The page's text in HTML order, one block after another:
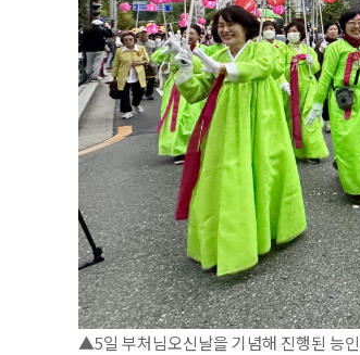
▲5일 부처님오신날을 기념해 진행된 능